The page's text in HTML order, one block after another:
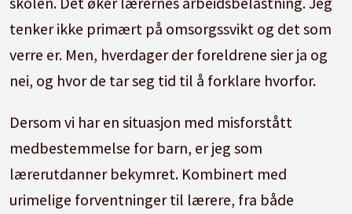
tenker ikke primært på omsorgssvikt og det som
verre er. Men, hverdager der foreldrene sier ja og
nei, og hvor de tar seg tid til å forklare hvorfor.
Dersom vi har en situasjon med misforstått
medbestemmelse for barn, er jeg som
lærerutdanner bekymret. Kombinert med
urimelige forventninger til lærere, fra både